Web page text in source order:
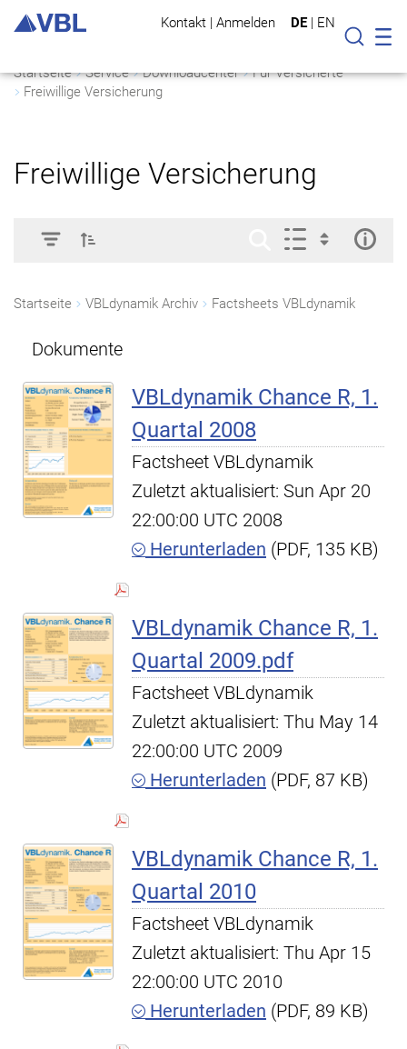
Kontakt | Anmelden DE | EN
Suche
Startseite Service Downloadcenter
Für Versicherte
Freiwillige Versicherung
Freiwillige Versicherung
Startseite VBLdynamik Archiv Factsheets VBLdynamik
Dokumente
VBLdynamik Chance R, 1.
Quartal 2008
Factsheet VBLdynamik
Zuletzt aktualisiert: Sun Apr 20
22:00:00 UTC 2008
Herunterladen (PDF, 135 KB)
VBLdynamik Chance R, 1.
Quartal 2009.pdf
Factsheet VBLdynamik
Zuletzt aktualisiert: Thu May 14
22:00:00 UTC 2009
Herunterladen (PDF, 87 KB)
VBLdynamik Chance R, 1.
Quartal 2010
Factsheet VBLdynamik
Zuletzt aktualisiert: Thu Apr 15
22:00:00 UTC 2010
Herunterladen (PDF, 89 KB)